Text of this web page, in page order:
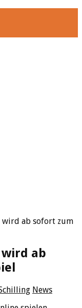
wird ab sofort zum
wird ab
News